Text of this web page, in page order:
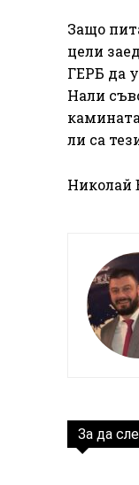
Защо
цели
ГЕРБ да
Нали
ли са
Николай
За да